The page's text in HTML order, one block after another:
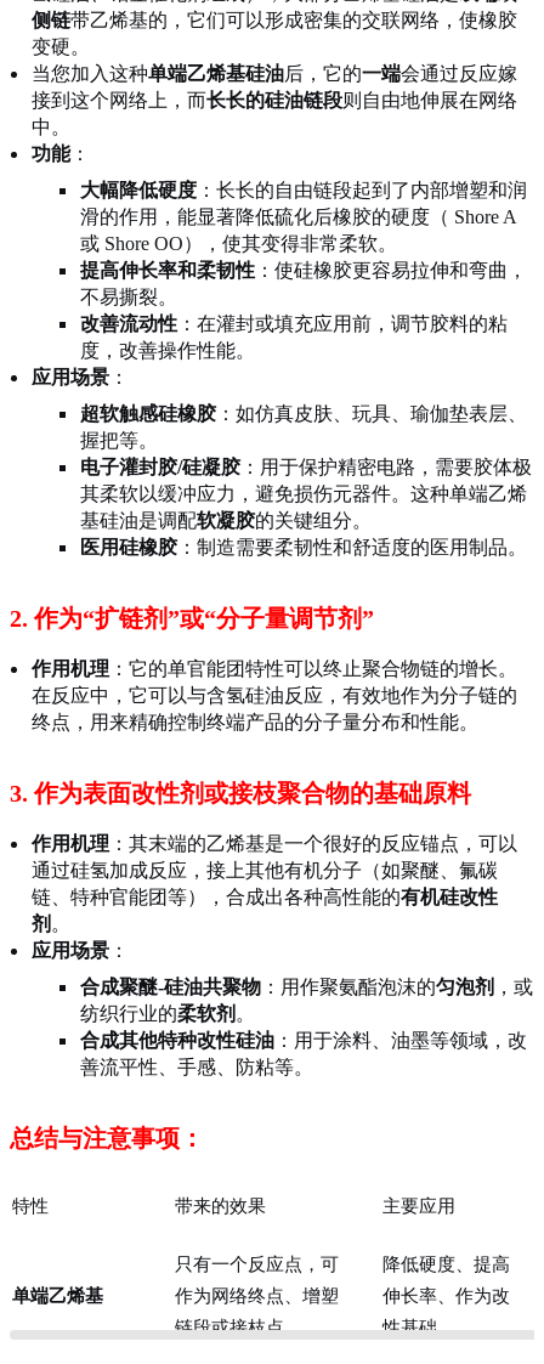
侧链带乙烯基的，它们可以形成密集的交联网络，使橡胶
变硬。
当您加入这种单端乙烯基硅油后，它的一端会通过反应嫁
接到这个网络上，而长长的硅油链段则自由地伸展在网络
中。
功能：
大幅降低硬度 ：长长的自由链段起到了内部增塑和润
滑的作用，能显著降低硫化后橡胶的硬度（ Shore A
或 Shore OO），使其变得非常柔软。
提高伸长率和柔韧性 ：使硅橡胶更容易拉伸和弯曲，
不易撕裂。
改善流动性 ：在灌封或填充应用前，调节胶料的粘
度，改善操作性能。
应用场景 ：
超软触感硅橡胶 ：如仿真皮肤、玩具、瑜伽垫表层、
握把等。
电子灌封胶/硅凝胶 ：用于保护精密电路，需要胶体极
其柔软以缓冲应力，避免损伤元器件。这种单端乙烯
基硅油是调配软凝胶的关键组分。
医用硅橡胶 ：制造需要柔韧性和舒适度的医用制品。
2. 作为“扩链剂”或“分子量调节剂”
作用机理 ：它的单官能团特性可以终止聚合物链的增长。
在反应中，它可以与含氢硅油反应，有效地作为分子链的
终点，用来精确控制终端产品的分子量分布和性能。
3. 作为表面改性剂或接枝聚合物的基础原料
作用机理 ：其末端的乙烯基是一个很好的反应锚点，可以
通过硅氢加成反应，接上其他有机分子（如聚醚、氟碳
链、特种官能团等），合成出各种高性能的有机硅改性
剂 。
应用场景 ：
合成聚醚-硅油共聚物 ：用作聚氨酯泡沫的匀泡剂 ，或
纺织行业的柔软剂 。
合成其他特种改性硅油 ：用于涂料、油墨等领域，改
善流平性、手感、防粘等。
总结与注意事项：
特性 带来的效果 主要应用
单端乙烯基
只有一个反应点，可
作为网络终点、增塑
链段或接枝点
降低硬度、提高
伸长率、作为改
性基础